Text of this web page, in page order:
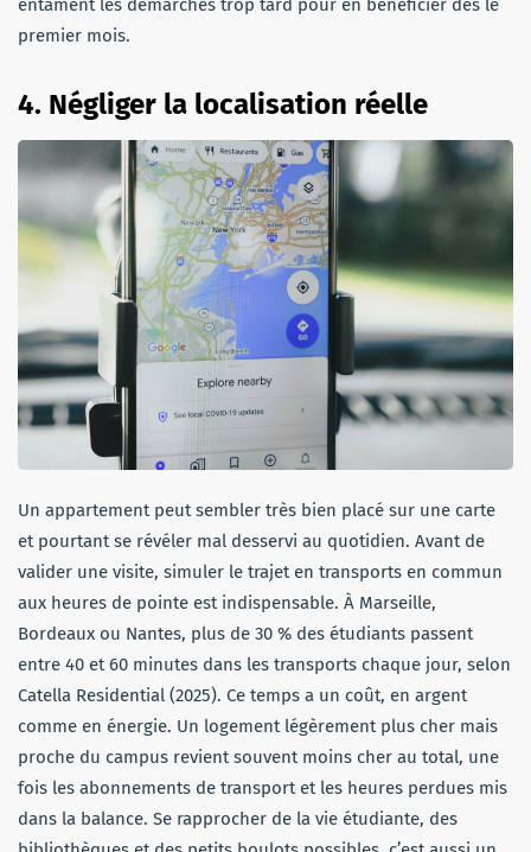
entament les démarches trop tard pour en bénéficier dès le
premier mois.
4. Négliger la localisation réelle
Un appartement peut sembler très bien placé sur une carte
et pourtant se révéler mal desservi au quotidien. Avant de
valider une visite, simuler le trajet en transports en commun
aux heures de pointe est indispensable. À Marseille,
Bordeaux ou Nantes, plus de 30 % des étudiants passent
entre 40 et 60 minutes dans les transports chaque jour, selon
Catella Residential (2025). Ce temps a un coût, en argent
comme en énergie. Un logement légèrement plus cher mais
proche du campus revient souvent moins cher au total, une
fois les abonnements de transport et les heures perdues mis
dans la balance. Se rapprocher de la vie étudiante, des